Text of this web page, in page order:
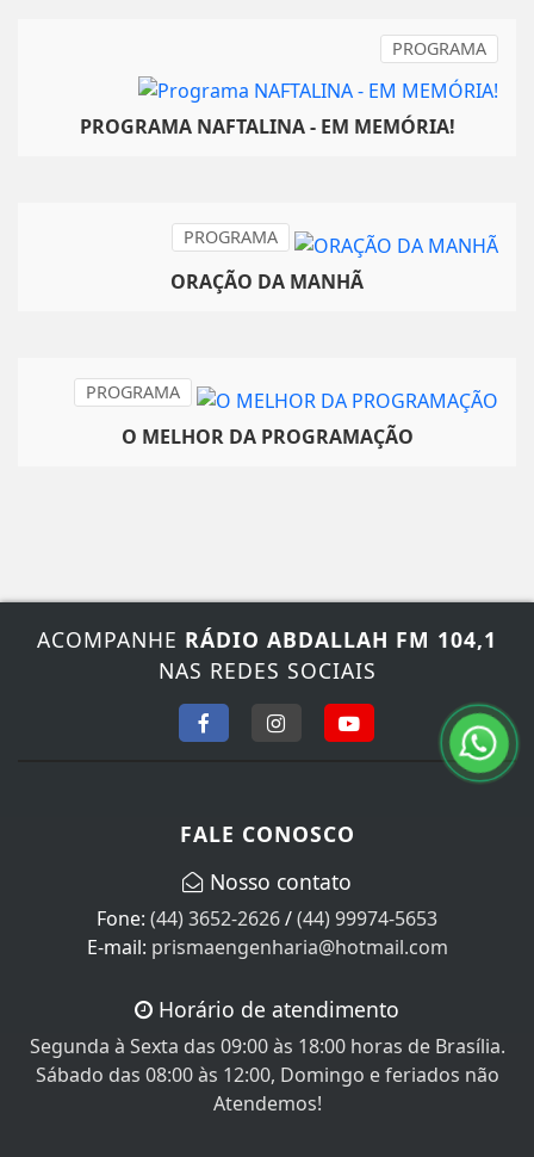
PROGRAMA
PROGRAMA NAFTALINA - EM MEMÓRIA!
PROGRAMA
ORAÇÃO DA MANHÃ
PROGRAMA
O MELHOR DA PROGRAMAÇÃO
ACOMPANHE RÁDIO ABDALLAH FM 104,1
NAS REDES SOCIAIS
FALE CONOSCO
Nosso contato
Fone: (44) 3652-2626/(44) 99974-5653
E-mail: prismaengenharia@hotmail.com
Horário de atendimento
Segunda à Sexta das 09:00 às 18:00 horas de Brasília.
Sábado das 08:00 às 12:00, Domingo e feriados não
Atendemos!